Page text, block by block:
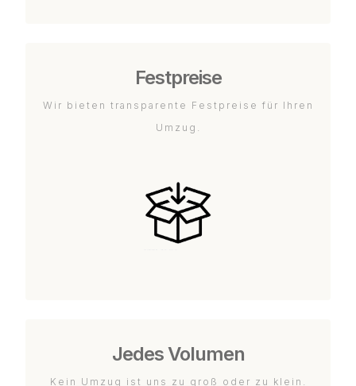
Festpreise
Wir bieten transparente Festpreise für Ihren
Umzug.
Jedes Volumen
Kein Umzug ist uns zu groß oder zu klein.